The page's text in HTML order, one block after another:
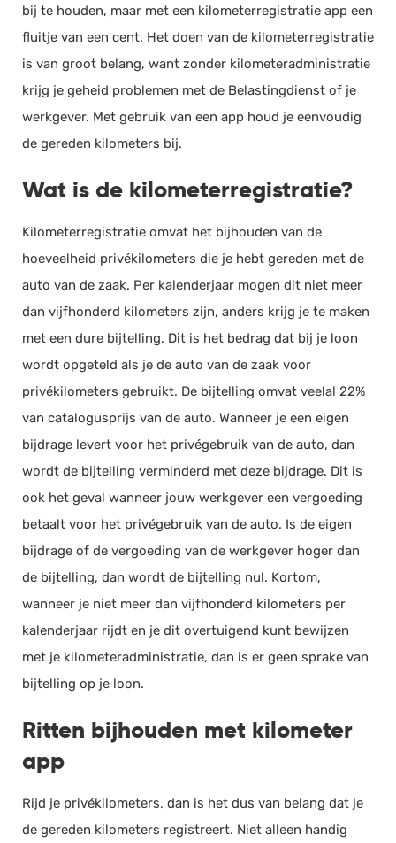
bij te houden, maar met een kilometerregistratie app een
fluitje van een cent. Het doen van de kilometerregistratie
is van groot belang, want zonder kilometeradministratie
krijg je geheid problemen met de Belastingdienst of je
werkgever. Met gebruik van een app houd je eenvoudig
de gereden kilometers bij.
Wat is de kilometerregistratie?
Kilometerregistratie omvat het bijhouden van de
hoeveelheid privékilometers die je hebt gereden met de
auto van de zaak. Per kalenderjaar mogen dit niet meer
dan vijfhonderd kilometers zijn, anders krijg je te maken
met een dure bijtelling. Dit is het bedrag dat bij je loon
wordt opgeteld als je de auto van de zaak voor
privékilometers gebruikt. De bijtelling omvat veelal 22%
van catalogusprijs van de auto. Wanneer je een eigen
bijdrage levert voor het privégebruik van de auto, dan
wordt de bijtelling verminderd met deze bijdrage. Dit is
ook het geval wanneer jouw werkgever een vergoeding
betaalt voor het privégebruik van de auto. Is de eigen
bijdrage of de vergoeding van de werkgever hoger dan
de bijtelling, dan wordt de bijtelling nul. Kortom,
wanneer je niet meer dan vijfhonderd kilometers per
kalenderjaar rijdt en je dit overtuigend kunt bewijzen
met je kilometeradministratie, dan is er geen sprake van
bijtelling op je loon.
Ritten bijhouden met kilometer
app
Rijd je privékilometers, dan is het dus van belang dat je
de gereden kilometers registreert. Niet alleen handig